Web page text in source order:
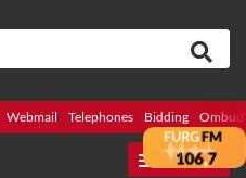
Webmail Telephones Bidding
MENU